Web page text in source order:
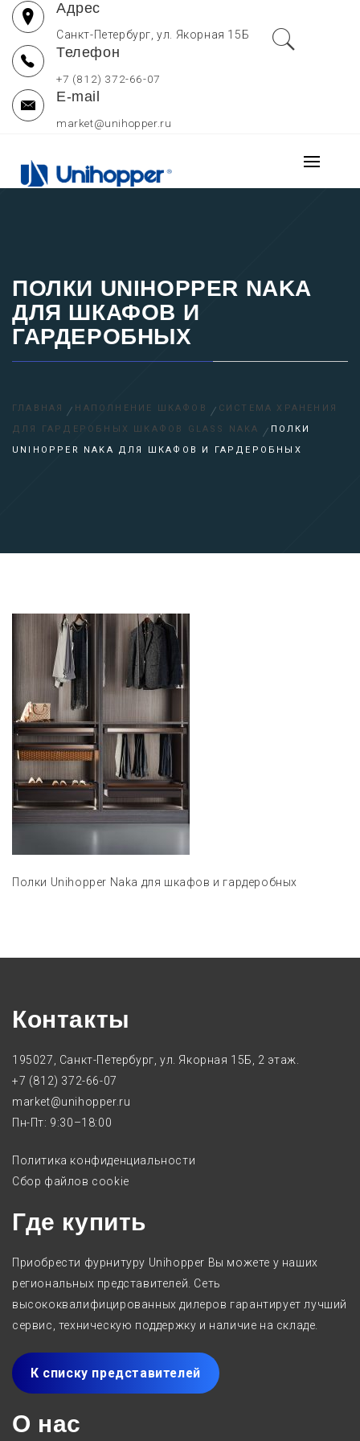
Перейти
содержимому
Адрес
Санкт-Петербург, ул. Якорная 15Б
Телефон
+7 (812) 372-66-07
E-mail
market@unihopper.ru
UNIHOPPER РОССИЯ
МЕБЕЛЬНЫЕ
Основное
меню
ПОЛКИ UNIHOPPER NAKA
ДЛЯ ШКАФОВ И
ГАРДЕРОБНЫХ
ГЛАВНАЯ НАПОЛНЕНИЕ ШКАФОВ
СИСТЕМА ХРАНЕНИЯ
ДЛЯ ГАРДЕРОБНЫХ ШКАФОВ GLASS NAKA
ПОЛКИ
UNIHOPPER NAKA ДЛЯ ШКАФОВ И ГАРДЕРОБНЫХ
Полки Unihopper Naka для шкафов и гардеробных
Контакты
195027, Санкт-Петербург, ул. Якорная 15Б, 2 этаж.
+7 (812) 372-66-07
market@unihopper.ru
Пн-Пт: 9:30–18:00
Политика конфиденциальности
Сбор файлов cookie
Где купить
Приобрести фурнитуру Unihopper Вы можете у наших
региональных представителей. Сеть
высококвалифицированных дилеров гарантирует лучший
сервис, техническую поддержку и наличие на складе.
К списку представителей
О нас